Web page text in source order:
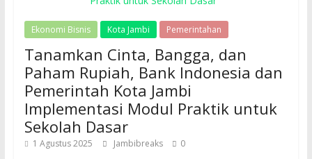
Ekonomi Bisnis Kota Jambi Pemerintahan
Tanamkan Cinta, Bangga, dan
Paham Rupiah, Bank Indonesia dan
Pemerintah Kota Jambi
Implementasi Modul Praktik untuk
Sekolah Dasar
1 Agustus 2025 Jambibreaks 0